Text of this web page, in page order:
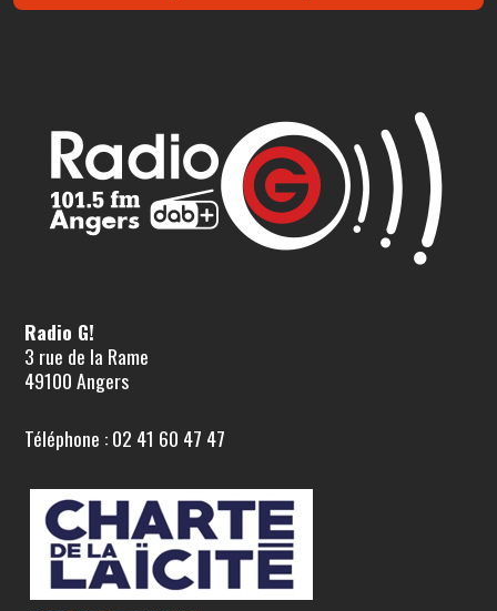
Radio G!
3 rue de la Rame
49100 Angers
Téléphone : 02 41 60 47 47